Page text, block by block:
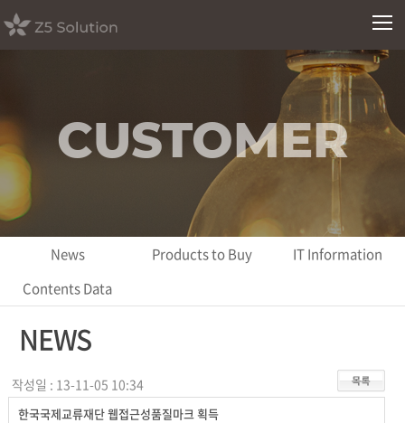
CUSTOMER
News Products to Buy
IT Information
Contents Data
NEWS
작성일 : 13-11-05 10:34
한국국제교류재단 웹접근성품질마크 획득